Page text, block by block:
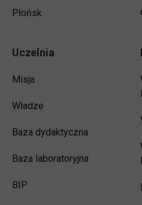
Płońsk
Uczelnia
Misja
Władze
Baza dydaktyczna
Baza laboratoryjna
BIP link otwiera się w nowej